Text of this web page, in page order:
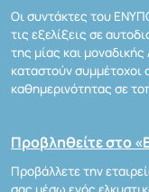
Οι συντάκτες του
τις εξελίξεις σε
της μίας και
καταστούν
καθημερινότητας σε
Προβληθείτε στο
Προβάλλετε την